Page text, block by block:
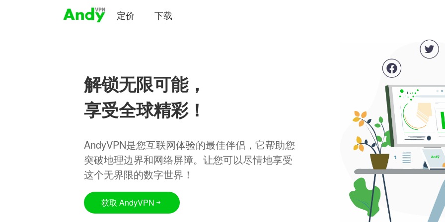
定价 下载
解锁无限可能，
享受全球精彩！
AndyVPN是您互联网体验的最佳伴侣，它帮助您
突破地理边界和网络屏障。让您可以尽情地享受
这个无界限的数字世界！
获取 AndyVPN